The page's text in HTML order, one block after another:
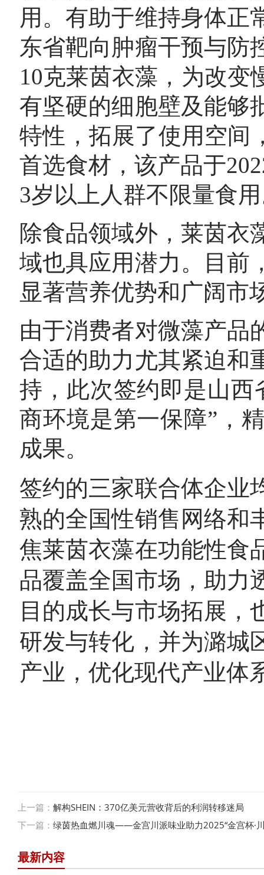
用。有助于维持身体正
东省靶向肿瘤干预与防
10克莱茵衣藻，为改变
有坚硬的细胞壁及能够
特性，拓展了使用空间
首选食材，该产品于
3岁以上人群不限量食
除食品领域外，莱茵衣
域也具应用潜力。目前
显著营养优势和广阔市
由于消费者对微藻产品
合适的助力尤其紧迫和
持，此次签约即是山西
商环境是第一保障”，
成果。
签约的三家联合体企业
熟的全国性销售网络和
焦莱茵衣藻在功能性食
品覆盖全国市场，助力
目的成长与市场拓展，
研发与转化，并为潞城
产业，优化现代产业体
上一篇： 解构SHEIN：370亿美元营收背后的利润转移迷局
下一篇： 绿茵热血燃川魂——金宫川派味业助力2025“金宫杯·
最新内容